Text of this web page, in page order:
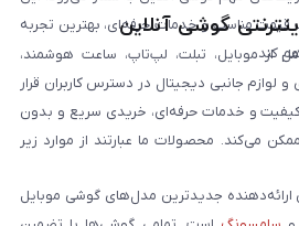
قیمت مناسب و خدمات حرفه‌ای، بهترین تجربه
کند.
گوشی آنلاین
از موبایل، تبلت، لپ‌تاپ، ساعت هوشمند،
لوازم جانبی دیجیتال در دسترس کاربران قرار
کیفیت و خدمات حرفه‌ای، خریدی سریع و بدون
می‌کند. محصولات ما عبارتند از موارد زیر
ارائه‌دهنده جدیدترین مدل‌های گوشی موبایل